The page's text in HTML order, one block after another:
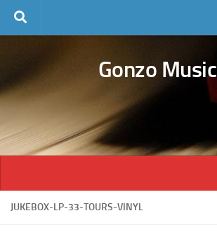
Skip to content
Gonzo Music
JUKEBOX-LP-33-TOURS-VINYL